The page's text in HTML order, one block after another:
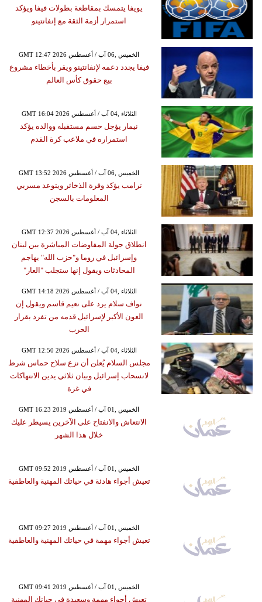
يويفا يتمسك بمقاطعة بطولات فيفا ويؤكد
استمرار أزمة الثقة مع إنفانتينو
GMT 12:47 2026 الخميس ,06 آب / أغسطس
فيفا يجدد دعمه لإنفانتينو ويقر بأخطاء مشروع
بيع حقوق كأس العالم
GMT 16:04 2026 الثلاثاء ,04 آب / أغسطس
نيمار يؤجل حسم مستقبله ووالده يؤكد
استمراره في ملاعب كرة القدم
GMT 13:52 2026 الخميس ,06 آب / أغسطس
ترامب يؤكد وفرة الذخائر ويتوعد مسربي
المعلومات بالسجن
GMT 12:37 2026 الثلاثاء ,04 آب / أغسطس
انطلاق جولة المفاوضات المباشرة بين لبنان
وإسرائيل في روما و"حزب الله" يهاجم
المحادثات ويقول إنها ستجلب "العار"
GMT 14:18 2026 الثلاثاء ,04 آب / أغسطس
نواف سلام يرد على نعيم قاسم ويقول إن
العون الأكبر لإسرائيل قدمه من تفرد بقرار
الحرب
GMT 12:50 2026 الثلاثاء ,04 آب / أغسطس
مجلس السلام يُعلن أن نزع سلاح حماس شرط
لانسحاب إسرائيل وبيان ثلاثي يدين الانتهاكات
في غزة
GMT 16:23 2019 الخميس ,01 آب / أغسطس
الانتعاش والانفتاح على الآخرين يسيطر عليك
خلال هذا الشهر
GMT 09:52 2019 الخميس ,01 آب / أغسطس
تعيش أجواء هادئة في حياتك المهنية والعاطفية
GMT 09:27 2019 الخميس ,01 آب / أغسطس
تعيش أجواء مهمة في حياتك المهنية والعاطفية
GMT 09:41 2019 الخميس ,01 آب / أغسطس
تعيش أجواء مهمة وسعيدة في حياتك المهنية